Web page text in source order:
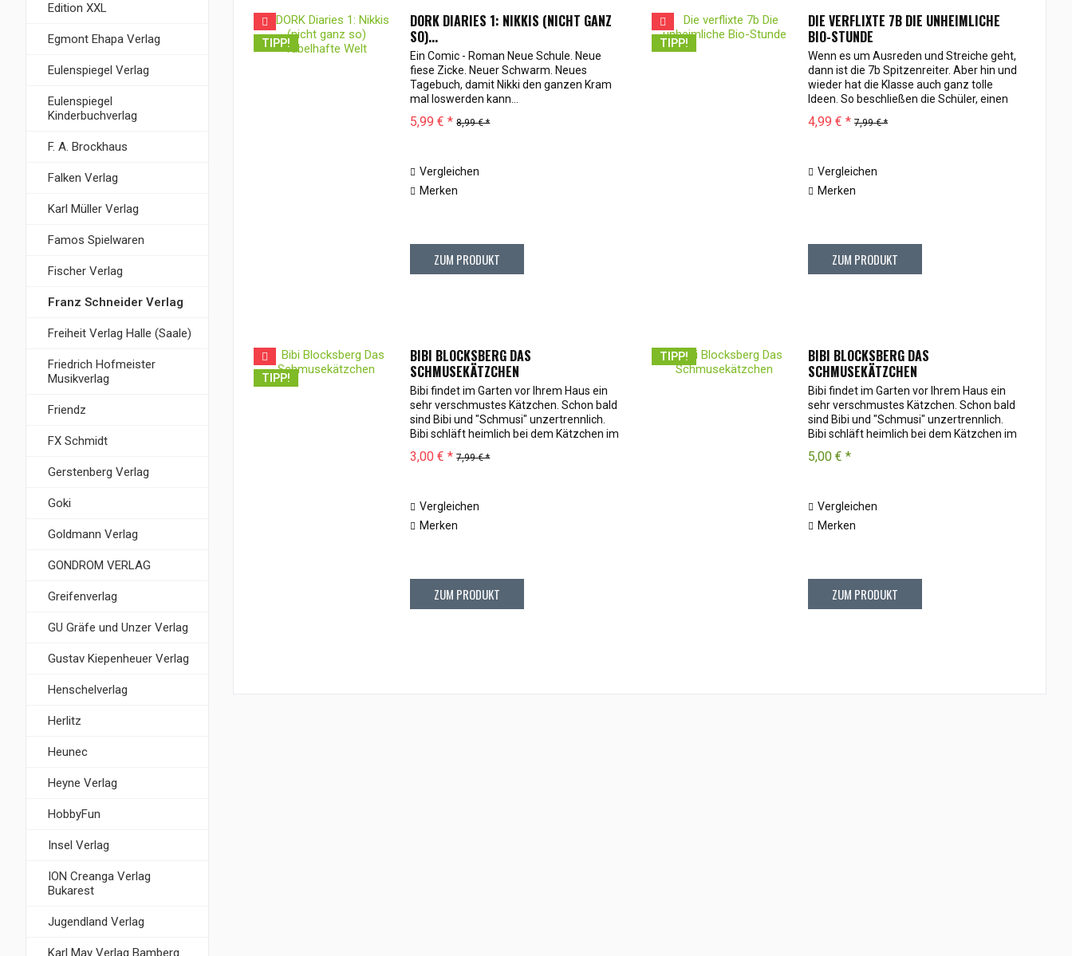
Edition XXL
Egmont Ehapa Verlag
Eulenspiegel Verlag
Eulenspiegel
Kinderbuchverlag
F. A. Brockhaus
Falken Verlag
Karl Müller Verlag
Famos Spielwaren
Fischer Verlag
Franz Schneider Verlag
Freiheit Verlag Halle (Saale)
Friedrich Hofmeister
Musikverlag
Friendz
FX Schmidt
Gerstenberg Verlag
Goki
Goldmann Verlag
GONDROM VERLAG
Greifenverlag
GU Gräfe und Unzer Verlag
Gustav Kiepenheuer Verlag
Henschelverlag
Herlitz
Heunec
Heyne Verlag
HobbyFun
Insel Verlag
ION Creanga Verlag
Bukarest
Jugendland Verlag
Karl May Verlag Bamberg
TIPP!
DORK DIARIES 1: NIKKIS (NICHT GANZ
SO)...
Ein Comic - Roman Neue Schule. Neue
fiese Zicke. Neuer Schwarm. Neues
Tagebuch, damit Nikki den ganzen Kram
mal loswerden kann...
5,99 € * 8,99 € *
Vergleichen
Merken
ZUM PRODUKT
TIPP!
DIE VERFLIXTE 7B DIE UNHEIMLICHE
BIO-STUNDE
Wenn es um Ausreden und Streiche geht,
dann ist die 7b Spitzenreiter. Aber hin und
wieder hat die Klasse auch ganz tolle
Ideen. So beschließen die Schüler, einen
unheimliche Entdeckung, die die...
4,99 € * 7,99 € *
Vergleichen
Merken
ZUM PRODUKT
TIPP!
BIBI BLOCKSBERG DAS
SCHMUSEKÄTZCHEN
Bibi findet im Garten vor Ihrem Haus ein
sehr verschmustes Kätzchen. Schon bald
sind Bibi und "Schmusi" unzertrennlich.
Bibi schläft heimlich bei dem Kätzchen im
Schule. Doch dann taucht plötzlich...
3,00 € * 7,99 € *
Vergleichen
Merken
ZUM PRODUKT
TIPP!
BIBI BLOCKSBERG DAS
SCHMUSEKÄTZCHEN
Bibi findet im Garten vor Ihrem Haus ein
sehr verschmustes Kätzchen. Schon bald
sind Bibi und "Schmusi" unzertrennlich.
Bibi schläft heimlich bei dem Kätzchen im
Schule. Doch dann taucht plötzlich...
5,00 € *
Vergleichen
Merken
ZUM PRODUKT